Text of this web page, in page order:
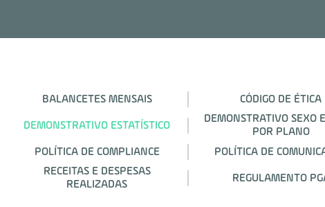
BALANCETES MENSAIS CÓDIGO DE ÉTICA
DEMONSTRATIVO ESTATÍSTICO
DEMONSTRATIVO SEXO
POR PLANO
POLÍTICA DE COMPLIANCE POLÍTICA DE
RECEITAS E DESPESAS
REALIZADAS
REGULAMENTO